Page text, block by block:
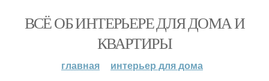
ВСЁ ОБ ИНТЕРЬЕРЕ ДЛЯ ДОМА И
КВАРТИРЫ
главная
интерьер для дома